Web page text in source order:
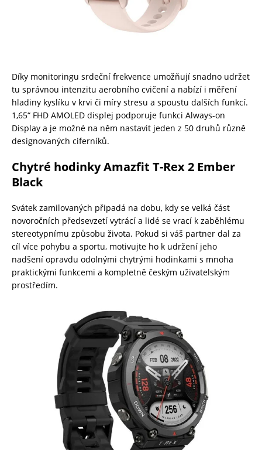
Díky monitoringu srdeční frekvence umožňují snadno udržet
tu správnou intenzitu aerobního cvičení a nabízí i měření
hladiny kyslíku v krvi či míry stresu a spoustu dalších funkcí.
1,65“ FHD AMOLED displej podporuje funkci Always-on
Display a je možné na něm nastavit jeden z 50 druhů různě
designovaných ciferníků.
Chytré hodinky Amazfit T-Rex 2 Ember
Black
Svátek zamilovaných připadá na dobu, kdy se velká část
novoročních předsevzetí vytrácí a lidé se vrací k zaběhlému
stereotypnímu způsobu života. Pokud si váš partner dal za
cíl více pohybu a sportu, motivujte ho k udržení jeho
nadšení opravdu odolnými chytrými hodinkami s mnoha
praktickými funkcemi a kompletně českým uživatelským
prostředím.